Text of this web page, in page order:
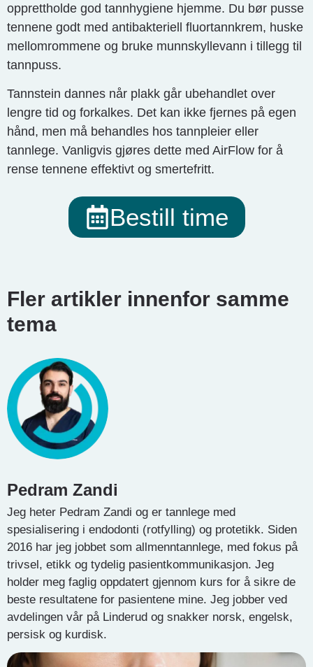
opprettholde god tannhygiene hjemme. Du bør pusse
tennene godt med antibakteriell fluortannkrem, huske
mellomrommene og bruke munnskyllevann i tillegg til
tannpuss.
Tannstein dannes når plakk går ubehandlet over
lengre tid og forkalkes. Det kan ikke fjernes på egen
hånd, men må behandles hos tannpleier eller
tannlege. Vanligvis gjøres dette med AirFlow for å
rense tennene effektivt og smertefritt.
Bestill time
Fler artikler innenfor samme
tema
Pedram Zandi
Jeg heter Pedram Zandi og er tannlege med
spesialisering i endodonti (rotfylling) og protetikk. Siden
2016 har jeg jobbet som allmenntannlege, med fokus på
trivsel, etikk og tydelig pasientkommunikasjon. Jeg
holder meg faglig oppdatert gjennom kurs for å sikre de
beste resultatene for pasientene mine. Jeg jobber ved
avdelingen vår på Linderud og snakker norsk, engelsk,
persisk og kurdisk.